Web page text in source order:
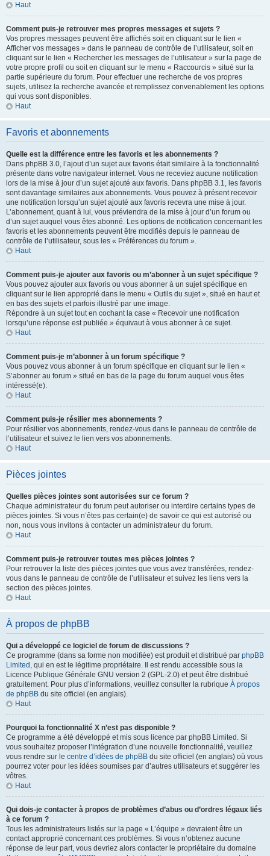
Haut
Comment puis-je retrouver mes propres messages et sujets ?
Vos propres messages peuvent être affichés soit en cliquant sur le lien «
Afficher vos messages » dans le panneau de contrôle de l’utilisateur, soit en
cliquant sur le lien « Rechercher les messages de l’utilisateur » sur la page de
votre propre profil ou soit en cliquant sur le menu « Raccourcis » situé sur la
partie supérieure du forum. Pour effectuer une recherche de vos propres
sujets, utilisez la recherche avancée et remplissez convenablement les options
qui vous sont disponibles.
Haut
Favoris et abonnements
Quelle est la différence entre les favoris et les abonnements ?
Dans phpBB 3.0, l’ajout d’un sujet aux favoris était similaire à la fonctionnalité
présente dans votre navigateur internet. Vous ne receviez aucune notification
lors de la mise à jour d’un sujet ajouté aux favoris. Dans phpBB 3.1, les favoris
sont davantage similaires aux abonnements. Vous pouvez à présent recevoir
une notification lorsqu’un sujet ajouté aux favoris recevra une mise à jour.
L’abonnement, quant à lui, vous préviendra de la mise à jour d’un forum ou
d’un sujet auquel vous êtes abonné. Les options de notification concernant les
favoris et les abonnements peuvent être modifiés depuis le panneau de
contrôle de l’utilisateur, sous les « Préférences du forum ».
Haut
Comment puis-je ajouter aux favoris ou m’abonner à un sujet spécifique ?
Vous pouvez ajouter aux favoris ou vous abonner à un sujet spécifique en
cliquant sur le lien approprié dans le menu « Outils du sujet », situé en haut et
en bas des sujets et parfois illustré par une image.
Répondre à un sujet tout en cochant la case « Recevoir une notification
lorsqu’une réponse est publiée » équivaut à vous abonner à ce sujet.
Haut
Comment puis-je m’abonner à un forum spécifique ?
Vous pouvez vous abonner à un forum spécifique en cliquant sur le lien «
S’abonner au forum » situé en bas de la page du forum auquel vous êtes
intéressé(e).
Haut
Comment puis-je résilier mes abonnements ?
Pour résilier vos abonnements, rendez-vous dans le panneau de contrôle de
l’utilisateur et suivez le lien vers vos abonnements.
Haut
Pièces jointes
Quelles pièces jointes sont autorisées sur ce forum ?
Chaque administrateur du forum peut autoriser ou interdire certains types de
pièces jointes. Si vous n’êtes pas certain(e) de savoir ce qui est autorisé ou
non, nous vous invitons à contacter un administrateur du forum.
Haut
Comment puis-je retrouver toutes mes pièces jointes ?
Pour retrouver la liste des pièces jointes que vous avez transférées, rendez-
vous dans le panneau de contrôle de l’utilisateur et suivez les liens vers la
section des pièces jointes.
Haut
À propos de phpBB
Qui a développé ce logiciel de forum de discussions ?
Ce programme (dans sa forme non modifiée) est produit et distribué par phpBB
Limited , qui en est le légitime propriétaire. Il est rendu accessible sous la
Licence Publique Générale GNU version 2 (GPL-2.0) et peut être distribué
gratuitement. Pour plus d’informations, veuillez consulter la rubrique À propos
de phpBB du site officiel (en anglais).
Haut
Pourquoi la fonctionnalité X n’est pas disponible ?
Ce programme a été développé et mis sous licence par phpBB Limited. Si
vous souhaitez proposer l’intégration d’une nouvelle fonctionnalité, veuillez
vous rendre sur le centre d’idées de phpBB du site officiel (en anglais) où vous
pourrez voter pour les idées soumises par d’autres utilisateurs et suggérer les
vôtres.
Haut
Qui dois-je contacter à propos de problèmes d’abus ou d’ordres légaux liés
à ce forum ?
Tous les administrateurs listés sur la page « L’équipe » devraient être un
contact approprié concernant ces problèmes. Si vous n’obtenez aucune
réponse de leur part, vous devriez alors contacter le propriétaire du domaine